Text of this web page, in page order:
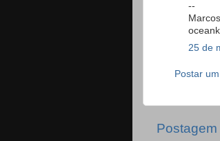
--
25 de
Postar